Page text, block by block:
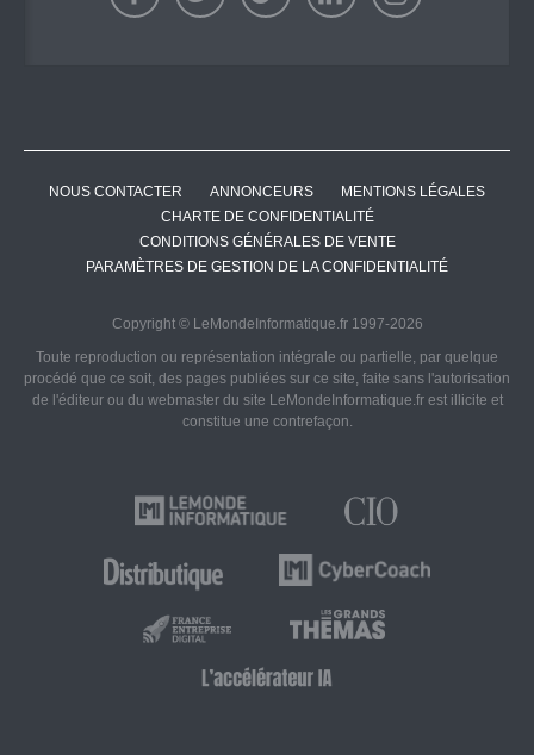
NOUS CONTACTER ANNONCEURS
MENTIONS LÉGALES
CHARTE DE CONFIDENTIALITÉ
CONDITIONS GÉNÉRALES DE VENTE
PARAMÈTRES DE GESTION DE LA CONFIDENTIALITÉ
Copyright © LeMondeInformatique.fr 1997-2026
Toute reproduction ou représentation intégrale ou partielle, par quelque
procédé que ce soit, des pages publiées sur ce site, faite sans l'autorisation
de l'éditeur ou du webmaster du site LeMondeInformatique.fr est illicite et
constitue une contrefaçon.